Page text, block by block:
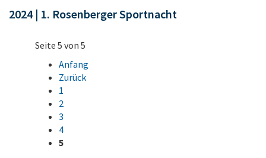
2024 | 1. Rosenberger Sportnacht
Seite 5 von 5
Anfang
Zurück
1
2
3
4
5